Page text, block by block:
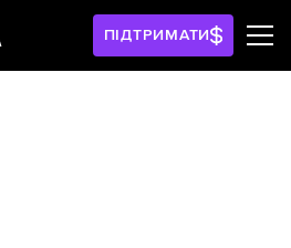
ПІДТРИМАТИ